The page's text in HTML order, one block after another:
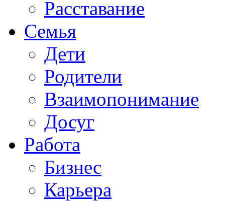
Расставание
Семья
Дети
Родители
Взаимопонимание
Досуг
Работа
Бизнес
Карьера